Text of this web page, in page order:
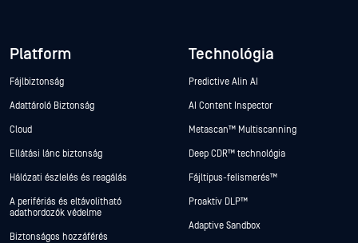
Platform
Fájlbiztonság
Adattároló Biztonság
Cloud
Ellátási lánc biztonság
Hálózati észlelés és reagálás
A perifériás és eltávolítható
adathordozók védelme
Biztonságos hozzáférés
Technológia
Predictive Alin AI
AI Content Inspector
Metascan™ Multiscanning
Deep CDR™ technológia
Fájltípus-felismerés™
Proaktív DLP™
Adaptive Sandbox